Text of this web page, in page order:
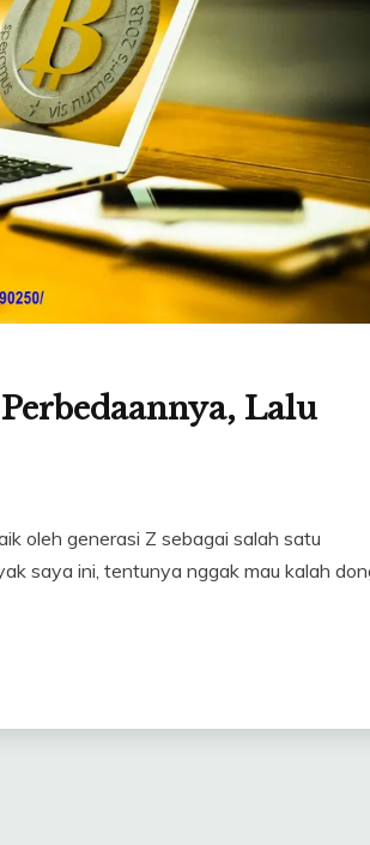
Lalu
oleh generasi Z sebagai salah satu
saya ini, tentunya nggak mau kalah